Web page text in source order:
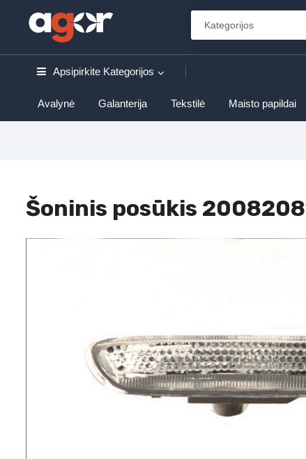
Apsipirkite Kategorijos
Avalynė Galanterija Tekstilė Maisto papildai
Šoninis posūkis